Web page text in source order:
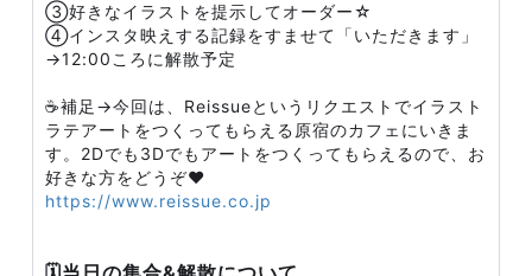
③好きなイラストを提示してオーダー☆
④インスタ映えする記録をすませて「いただきます」
→12:00ころに解散予定
☕️補足→今回は、Reissueというリクエストでイラスト
ラテアートをつくってもらえる原宿のカフェにいきま
す。2Dでも3Dでもアートをつくってもらえるので、お
好きな方をどうぞ❤️
https://www.reissue.co.jp